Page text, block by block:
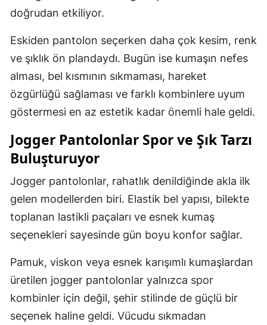
doğrudan etkiliyor.
Eskiden pantolon seçerken daha çok kesim, renk
ve şıklık ön plandaydı. Bugün ise kumaşın nefes
alması, bel kısmının sıkmaması, hareket
özgürlüğü sağlaması ve farklı kombinlere uyum
göstermesi en az estetik kadar önemli hale geldi.
Jogger Pantolonlar Spor ve Şık Tarzı
Buluşturuyor
Jogger pantolonlar, rahatlık denildiğinde akla ilk
gelen modellerden biri. Elastik bel yapısı, bilekte
toplanan lastikli paçaları ve esnek kumaş
seçenekleri sayesinde gün boyu konfor sağlar.
Pamuk, viskon veya esnek karışımlı kumaşlardan
üretilen jogger pantolonlar yalnızca spor
kombinler için değil, şehir stilinde de güçlü bir
seçenek haline geldi. Vücudu sıkmadan